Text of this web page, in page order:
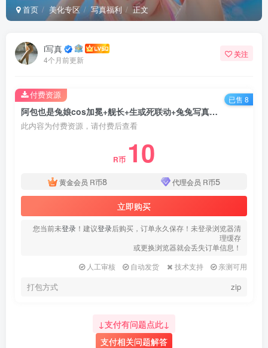
首页 美化专区 写真福利 正文
i写真
4个月前更新
关注
阿包也是兔娘cos加冕+舰长+生或死联动+兔兔写真合集
此内容为付费资源，请付费后查看
R币 10
黄金会员 R币8 代理会员 R币5
立即购买
您当前未登录 ！建议登录后购买，订单永久保存！未登录浏览器清
理缓存
或更换浏览器就会丢失订单信息！
人工审核
自动发货 技术支持 亲测可用
打包方式 zip
付费资源 已售 8
↓支付有问题点此↓
支付相关问题解答